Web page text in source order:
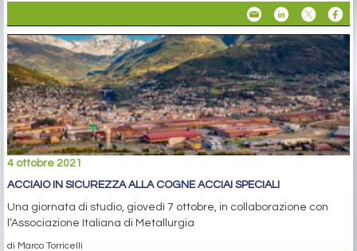
4 ottobre 2021
ACCIAIO IN SICUREZZA ALLA COGNE ACCIAI SPECIALI
Una giornata di studio, giovedì 7 ottobre, in collaborazione con
l’Associazione Italiana di Metallurgia
di Marco Torricelli